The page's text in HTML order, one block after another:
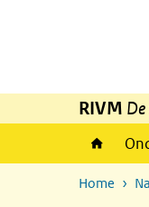
RIVM
Home